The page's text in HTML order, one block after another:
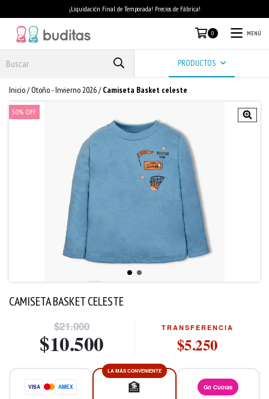
¡Liquidación Final de Temporada! Precios de Fábrica!
0 MENÚ
PRODUCTOS
Inicio/ Otoño - Invierno 2026/ Camiseta Basket celeste
50% OFF
CAMISETA BASKET CELESTE
$21.000
$10.500
TRANSFERENCIA
$5.250
VISA AMEX
LA MÁS CONVENIENTE
🏦 Go Cuotas